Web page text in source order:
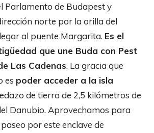
Parlamento de Budapest y
norte por la orilla del
al puente Margarita. Es el
que une Buda con Pest
Las Cadenas. La gracia que
es poder acceder a la isla
de tierra de 2,5 kilómetros de
Danubio. Aprovechamos para
por este enclave de